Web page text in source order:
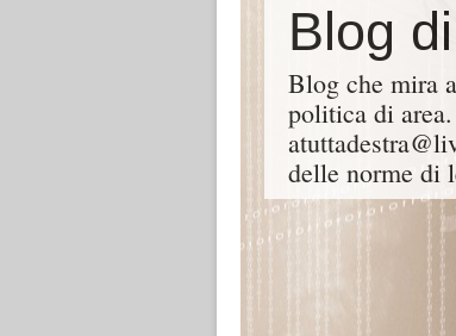
Blog
Blog che mira
politica di
delle norme di